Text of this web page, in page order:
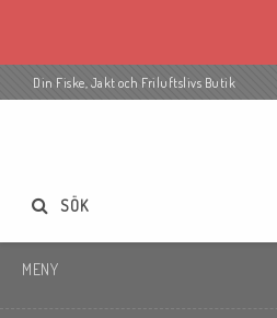
Din Fiske, Jakt och Friluftslivs Butik
SÖK
MENY